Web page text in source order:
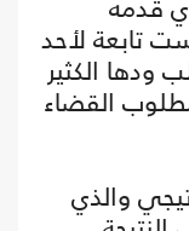
تابعة لأحد
ودها الكثير
القضاء
والذي